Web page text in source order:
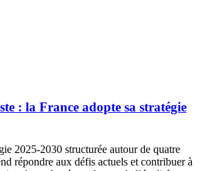
: la France adopte sa stratégie
2025-2030 structurée autour de quatre
répondre aux défis actuels et contribuer à